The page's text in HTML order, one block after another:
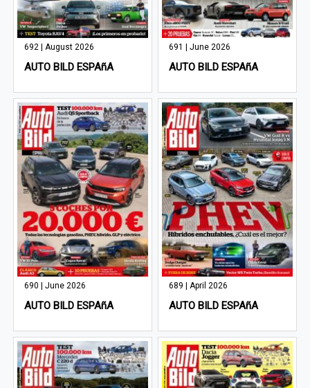
692 | August 2026
AUTO BILD ESPAñA
691 | June 2026
AUTO BILD ESPAñA
690 | June 2026
AUTO BILD ESPAñA
689 | April 2026
AUTO BILD ESPAñA